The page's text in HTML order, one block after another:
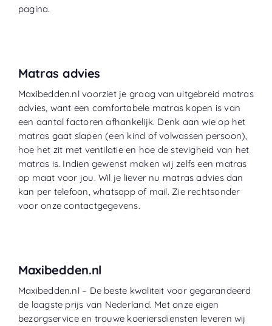
pagina.
Matras advies
Maxibedden.nl voorziet je graag van uitgebreid matras
advies, want een comfortabele matras kopen is van
een aantal factoren afhankelijk. Denk aan wie op het
matras gaat slapen (een kind of volwassen persoon),
hoe het zit met ventilatie en hoe de stevigheid van het
matras is. Indien gewenst maken wij zelfs een matras
op maat voor jou. Wil je liever nu matras advies dan
kan per telefoon, whatsapp of mail. Zie rechtsonder
voor onze contactgegevens.
Maxibedden.nl
Maxibedden.nl – De beste kwaliteit voor gegarandeerd
de laagste prijs van Nederland. Met onze eigen
bezorgservice en trouwe koeriersdiensten leveren wij